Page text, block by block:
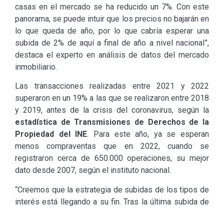
casas en el mercado se ha reducido un 7%. Con este
panorama, se puede intuir que los precios no bajarán en
lo que queda de año, por lo que cabría esperar una
subida de 2% de aquí a final de año a nivel nacional”,
destaca el experto en análisis de datos del mercado
inmobiliario.
Las transacciones realizadas entre 2021 y 2022
superaron en un 19% a las que se realizaron entre 2018
y 2019, antes de la crisis del coronavirus, según la
estadística de Transmisiones de Derechos de la
Propiedad del INE. Para este año, ya se esperan
menos compraventas que en 2022, cuando se
registraron cerca de 650.000 operaciones, su mejor
dato desde 2007, según el instituto nacional.
“Creemos que la estrategia de subidas de los tipos de
interés está llegando a su fin. Tras la última subida de